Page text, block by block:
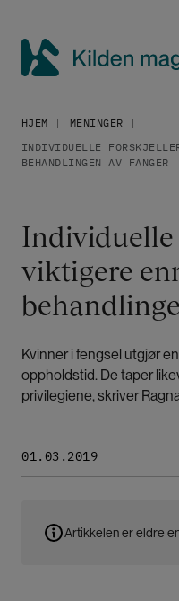
d
m
a
g
a
s
i
n
HJEM
MENINGER
INDIVIDUELLE
BEHANDLINGEN AV FANGER
viktigere
Kvinner i fengsel utgjør
oppholdstid. De taper
privilegiene, skriver
01.03.2019
Artikkelen er eldre